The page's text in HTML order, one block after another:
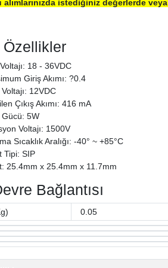
alımlarınızda istediğiniz değerlerde
Özellikler
18 - 36VDC
Giriş Akımı: ?0.4
Voltajı: 12VDC
Çıkış Akımı: 416 mA
Gücü: 5W
Voltajı: 1500V
Sıcaklık Aralığı: -40° ~ +85°C
Tipi: SIP
25.4mm x 25.4mm x 11.7mm
Bağlantısı
0.05